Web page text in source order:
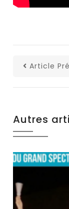
Article
Autres